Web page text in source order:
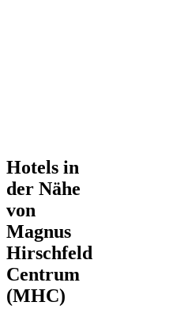
Hotels in
der Nähe
von
Magnus
Hirschfeld
Centrum
(MHC)